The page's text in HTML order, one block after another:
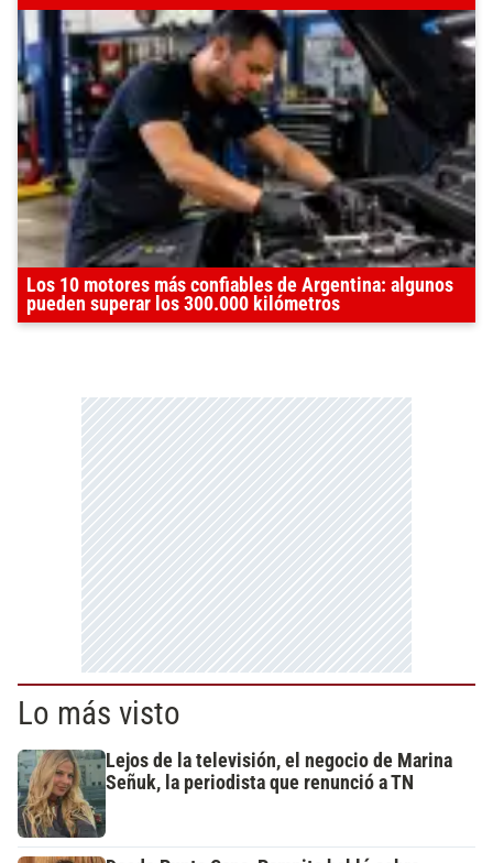
Los 10 motores más confiables de Argentina: algunos
pueden superar los 300.000 kilómetros
Lo más visto
Lejos de la televisión, el negocio de Marina
Señuk, la periodista que renunció a TN